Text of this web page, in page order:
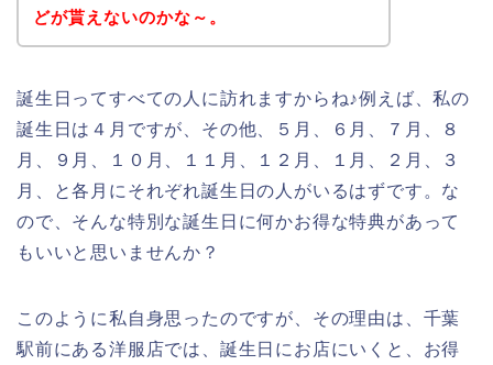
どが貰えないのかな～。
誕生日ってすべての人に訪れますからね♪例えば、私の
誕生日は４月ですが、その他、５月、６月、７月、８
月、９月、１０月、１１月、１２月、１月、２月、３
月、と各月にそれぞれ誕生日の人がいるはずです。な
ので、そんな特別な誕生日に何かお得な特典があって
もいいと思いませんか？
このように私自身思ったのですが、その理由は、千葉
駅前にある洋服店では、誕生日にお店にいくと、お得